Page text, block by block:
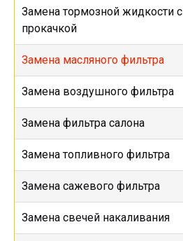
Замена тормозной жидкости с
прокачкой
Замена масляного фильтра
Замена воздушного фильтра
Замена фильтра салона
Замена топливного фильтра
Замена сажевого фильтра
Замена свечей накаливания